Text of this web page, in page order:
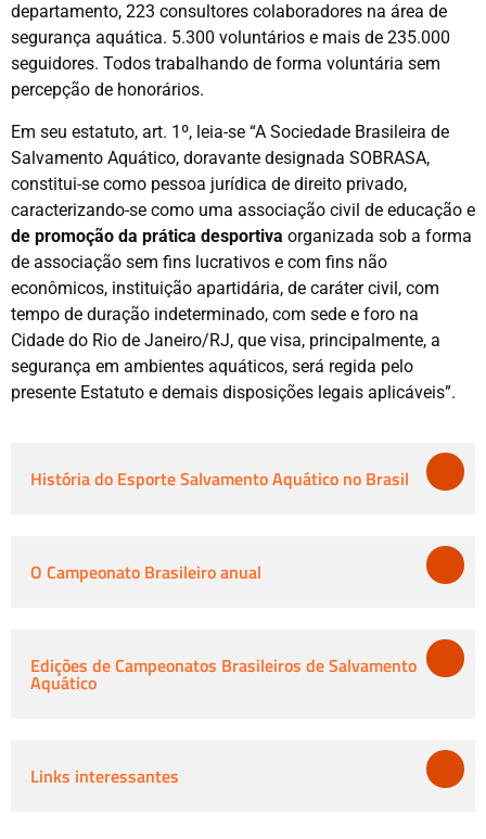
departamento, 223 consultores colaboradores na área de
segurança aquática. 5.300 voluntários e mais de 235.000
seguidores. Todos trabalhando de forma voluntária sem
percepção de honorários.
Em seu estatuto, art. 1º, leia-se “A Sociedade Brasileira de
Salvamento Aquático, doravante designada SOBRASA,
constitui-se como pessoa jurídica de direito privado,
caracterizando-se como uma associação civil de educação e
de promoção da prática desportiva organizada sob a forma
de associação sem fins lucrativos e com fins não
econômicos, instituição apartidária, de caráter civil, com
tempo de duração indeterminado, com sede e foro na
Cidade do Rio de Janeiro/RJ, que visa, principalmente, a
segurança em ambientes aquáticos, será regida pelo
presente Estatuto e demais disposições legais aplicáveis”.
História do Esporte Salvamento Aquático no Brasil
O Campeonato Brasileiro anual
Edições de Campeonatos Brasileiros de Salvamento
Aquático
Links interessantes